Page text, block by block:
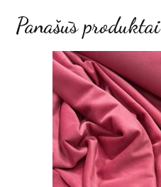
Panašūs produktai